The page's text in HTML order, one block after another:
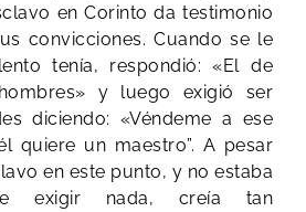
en Corinto da testimonio
convicciones. Cuando se le
tenía, respondió: «El de
y luego exigió ser
diciendo: «Véndeme a ese
quiere un maestro”. A pesar
en este punto, y no estaba
exigir nada, creía tan